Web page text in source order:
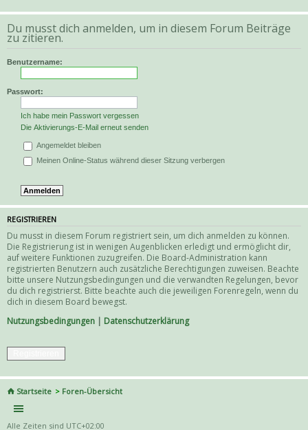
uc
he
Du musst dich anmelden, um in diesem Forum Beiträge
zu zitieren.
Benutzername:
Passwort:
Ich habe mein Passwort vergessen
Die Aktivierungs-E-Mail erneut senden
Angemeldet bleiben
Meinen Online-Status während dieser Sitzung verbergen
REGISTRIEREN
Du musst in diesem Forum registriert sein, um dich anmelden zu können.
Die Registrierung ist in wenigen Augenblicken erledigt und ermöglicht dir,
auf weitere Funktionen zuzugreifen. Die Board-Administration kann
registrierten Benutzern auch zusätzliche Berechtigungen zuweisen. Beachte
bitte unsere Nutzungsbedingungen und die verwandten Regelungen, bevor
du dich registrierst. Bitte beachte auch die jeweiligen Forenregeln, wenn du
dich in diesem Board bewegst.
Nutzungsbedingungen | Datenschutzerklärung
Startseite Foren-Übersicht
Alle Zeiten sind UTC+02:00